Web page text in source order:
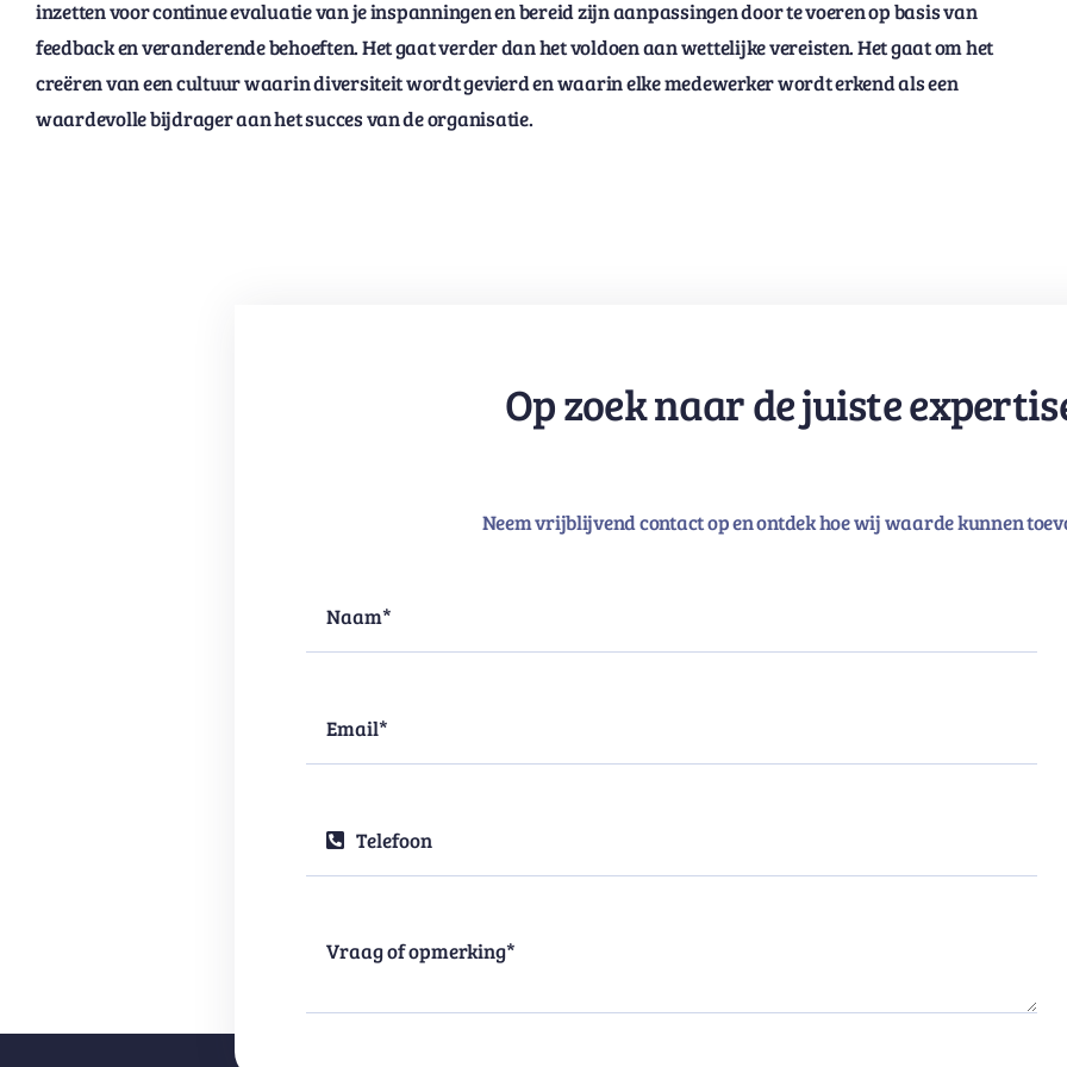
inzetten voor continue evaluatie van je inspanningen en bereid zijn aanpassingen door te voeren op basis van
feedback en veranderende behoeften. Het gaat verder dan het voldoen aan wettelijke vereisten. Het gaat om het
creëren van een cultuur waarin diversiteit wordt gevierd en waarin elke medewerker wordt erkend als een
waardevolle bijdrager aan het succes van de organisatie.
Op zoek naar de juiste
Neem vrijblijvend contact op en ontdek hoe wij waarde kunnen